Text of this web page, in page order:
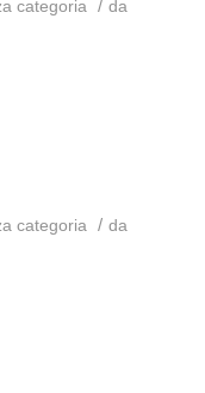
categoria / da
categoria / da